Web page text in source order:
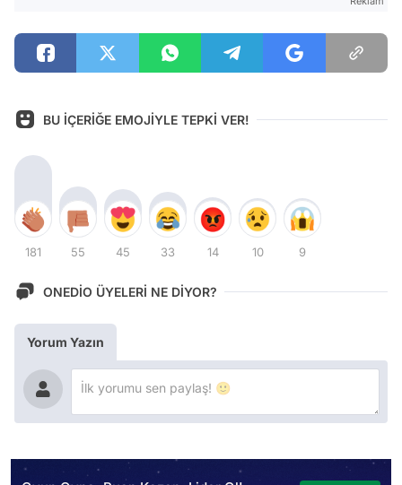
BU İÇERİĞE EMOJİYLE TEPKİ VER!
181 55 45 33 14 10 9
ONEDİO ÜYELERİ NE DİYOR?
Yorum Yazın